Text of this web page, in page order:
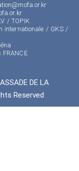
/ TOPIK
internationale / GKS /
DE LA
Reserved